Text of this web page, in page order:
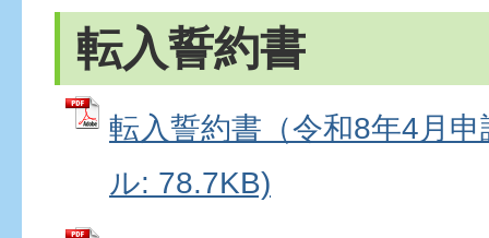
転入誓約書
転入誓約書（令和8年4月
ル: 78.7KB)